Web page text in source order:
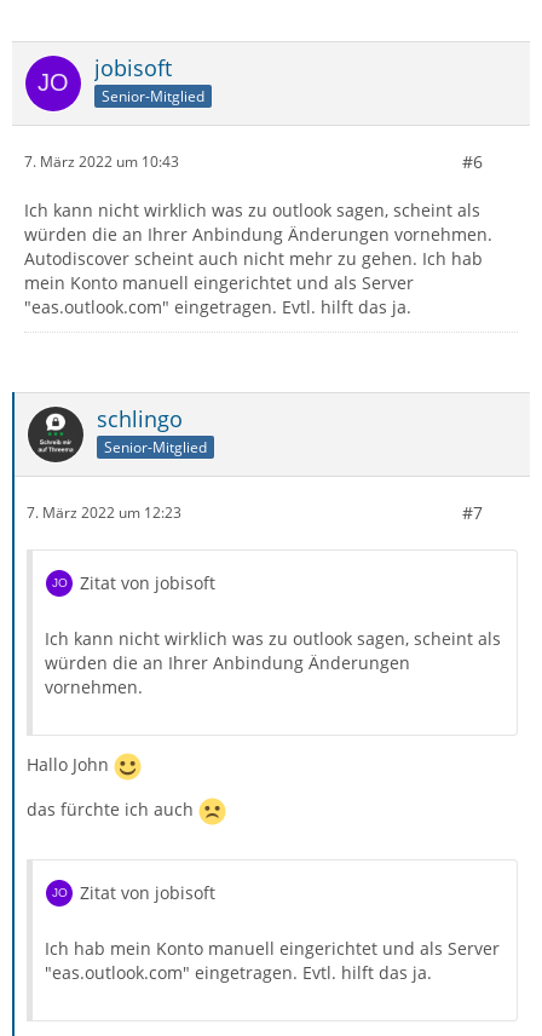
jobisoft
Senior-Mitglied
7. März 2022 um 10:43 #6
Ich kann nicht wirklich was zu outlook sagen, scheint als
würden die an Ihrer Anbindung Änderungen vornehmen.
Autodiscover scheint auch nicht mehr zu gehen. Ich hab
mein Konto manuell eingerichtet und als Server
"eas.outlook.com" eingetragen. Evtl. hilft das ja.
schlingo
Senior-Mitglied
7. März 2022 um 12:23 #7
Zitat von jobisoft
Ich kann nicht wirklich was zu outlook sagen, scheint als
würden die an Ihrer Anbindung Änderungen
vornehmen.
Hallo John
das fürchte ich auch
Zitat von jobisoft
Ich hab mein Konto manuell eingerichtet und als Server
"eas.outlook.com" eingetragen. Evtl. hilft das ja.